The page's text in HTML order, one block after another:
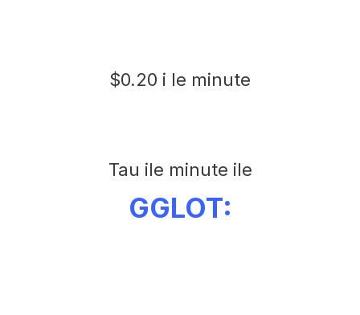
$0.20 i le minute
Tau ile minute ile
GGLOT: